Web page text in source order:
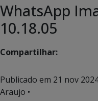
WhatsApp
10.18.05
Compartilhar:
Publicado em 21 nov
Araujo •